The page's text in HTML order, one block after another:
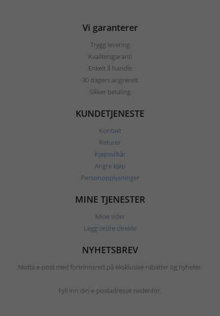
Vi garanterer
Trygg levering
Kvalitetsgaranti
Enkelt å handle
30 dagers angrerett
Sikker betaling
KUNDETJENESTE
Kontakt
Returer
Kjøpsvilkår
Angre kjøp
Personopplysninger
MINE TJENESTER
Mine sider
Legg ordre direkte
NYHETSBREV
Motta e-post med fortrinnsrett på eksklusive rabatter og nyheter.
Fyll inn din e-postadresse nedenfor.